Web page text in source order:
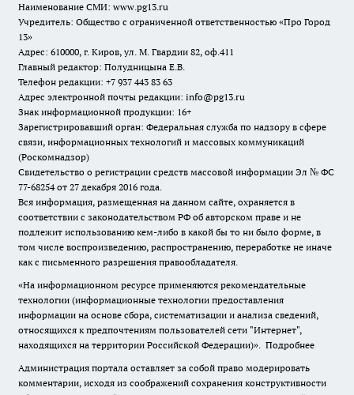
Наименование СМИ: www.pg13.ru
Учредитель: Общество с ограниченной ответственностью «Про Город
13»
Адрес: 610000, г. Киров, ул. М. Гвардии 82, оф.411
Главный редактор: Полудницына Е.В.
Телефон редакции: +7 937 443 83 63
Адрес электронной почты редакции: info@pg13.ru
Знак информационной продукции: 16+
Зарегистрировавший орган: Федеральная служба по надзору в сфере
связи, информационных технологий и массовых коммуникаций
(Роскомнадзор)
Свидетельство о регистрации средств массовой информации Эл № ФС
77-68254 от 27 декабря 2016 года.
Вся информация, размещенная на данном сайте, охраняется в
соответствии с законодательством РФ об авторском праве и не
подлежит использованию кем-либо в какой бы то ни было форме, в
том числе воспроизведению, распространению, переработке не иначе
как с письменного разрешения правообладателя.
«На информационном ресурсе применяются рекомендательные
технологии (информационные технологии предоставления
информации на основе сбора, систематизации и анализа сведений,
относящихся к предпочтениям пользователей сети "Интернет",
находящихся на территории Российской Федерации)». Подробнее
Администрация портала оставляет за собой право модерировать
комментарии, исходя из соображений сохранения конструктивности